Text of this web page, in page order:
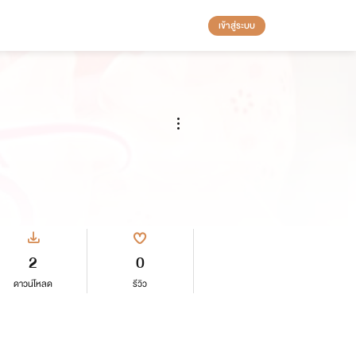
เข้าสู่ระบบ
2
ดาวน์โหลด
0
รีวิว